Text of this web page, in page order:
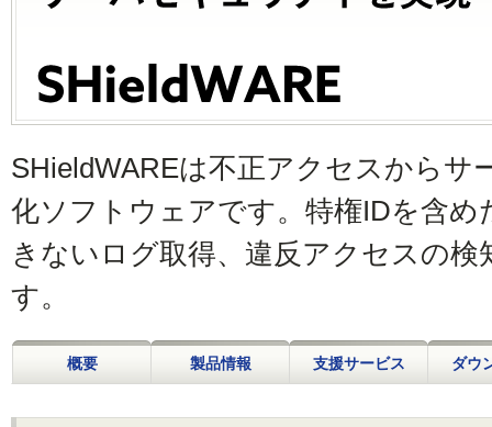
SHieldWAREは不正アクセスからサ
化ソフトウェアです。特権IDを含
きないログ取得、違反アクセスの
す。
概要 製品情報 支援サービス ダウ